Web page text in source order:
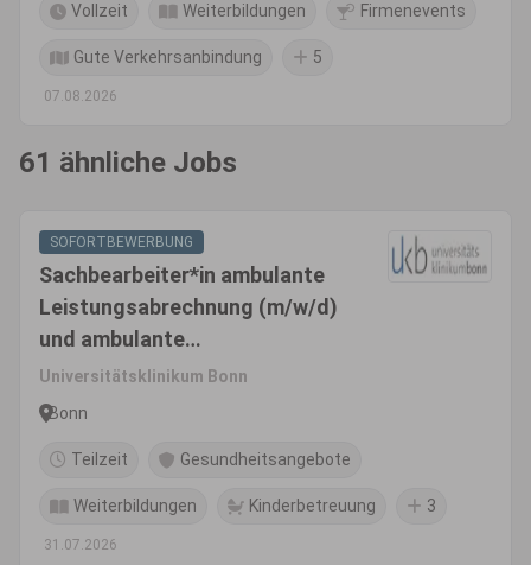
Vollzeit Weiterbildungen Firmenevents
Gute Verkehrsanbindung 5
07.08.2026
61 ähnliche Jobs
SOFORTBEWERBUNG
Sachbearbeiter*in ambulante
Leistungsabrechnung (m/w/d)
und ambulante
Patientenaufnahme
Universitätsklinikum Bonn
Bonn
Teilzeit Gesundheitsangebote
Weiterbildungen Kinderbetreuung 3
31.07.2026